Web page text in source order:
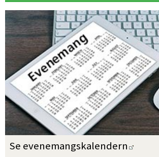
Se evenemangs­kalendern